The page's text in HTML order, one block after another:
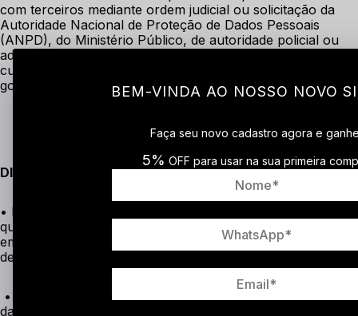
com terceiros mediante ordem judicial ou solicitação da
Autoridade Nacional de Proteção de Dados Pessoais
(ANPD), do Ministério Público, de autoridade policial ou
administrativa, ou, ainda, se assim for necessário para
cumprir qualquer outra lei ou regulamentação
governamental.
DIREITOS DOS TITULARES DE DADOS PESSOAIS
• Na forma e nos limites da legislação aplicável, na
qualidade de titular de dados pessoais, você poderá entrar
em contato conosco para exercer determinados direitos,
de modo a requerer:
• a confirmação da existência de tratamento de seus
dados pessoais;
BEM-VINDA AO NOSSO NOVO
Faça seu novo cadastro agora e
5% OFF para usar na sua primeira